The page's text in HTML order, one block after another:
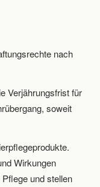
nach
Verjährungsfrist für
soweit
Wirkungen
und stellen